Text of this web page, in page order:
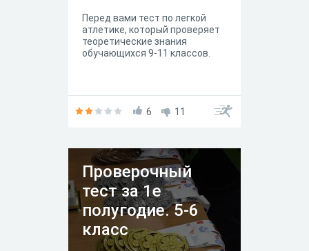
Перед вами тест по легкой
атлетике, который проверяет
теоретические знания
обучающихся 9-11 классов.
6 11
Проверочный
тест за 1е
полугодие. 5-6
класс